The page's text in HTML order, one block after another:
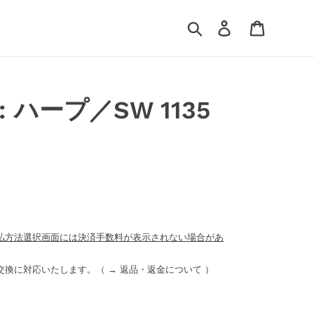
検索 ログイン
ープ／SW 1135
方法選択画面には決済手数料が表示されない場合があ
換に対応いたします。（ →返品・返金について ）